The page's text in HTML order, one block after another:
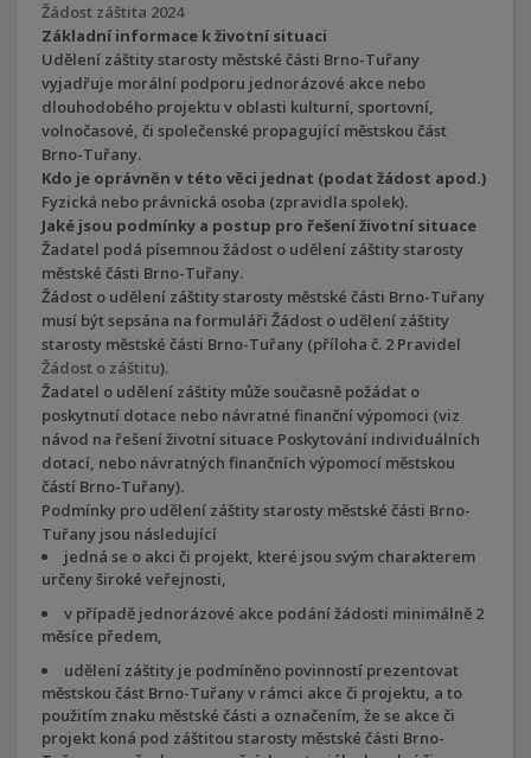
Žádost záštita 2024
Základní informace k životní situaci
Udělení záštity starosty městské části Brno-Tuřany
vyjadřuje morální podporu jednorázové akce nebo
dlouhodobého projektu v oblasti kulturní, sportovní,
volnočasové, či společenské propagující městskou část
Brno-Tuřany.
Kdo je oprávněn v této věci jednat (podat žádost apod.)
Fyzická nebo právnická osoba (zpravidla spolek).
Jaké jsou podmínky a postup pro řešení životní situace
Žadatel podá písemnou žádost o udělení záštity starosty
městské části Brno-Tuřany.
Žádost o udělení záštity starosty městské části Brno-Tuřany
musí být sepsána na formuláři Žádost o udělení záštity
starosty městské části Brno-Tuřany (příloha č. 2 Pravidel
Žádost o záštitu).
Žadatel o udělení záštity může současně požádat o
poskytnutí dotace nebo návratné finanční výpomoci (viz
návod na řešení životní situace Poskytování individuálních
dotací, nebo návratných finančních výpomocí městskou
částí Brno-Tuřany).
Podmínky pro udělení záštity starosty městské části Brno-
Tuřany jsou následující
jedná se o akci či projekt, které jsou svým charakterem
určeny široké veřejnosti,
v případě jednorázové akce podání žádosti minimálně 2
měsíce předem,
udělení záštity je podmíněno povinností prezentovat
městskou část Brno-Tuřany v rámci akce či projektu, a to
použitím znaku městské části a označením, že se akce či
projekt koná pod záštitou starosty městské části Brno-